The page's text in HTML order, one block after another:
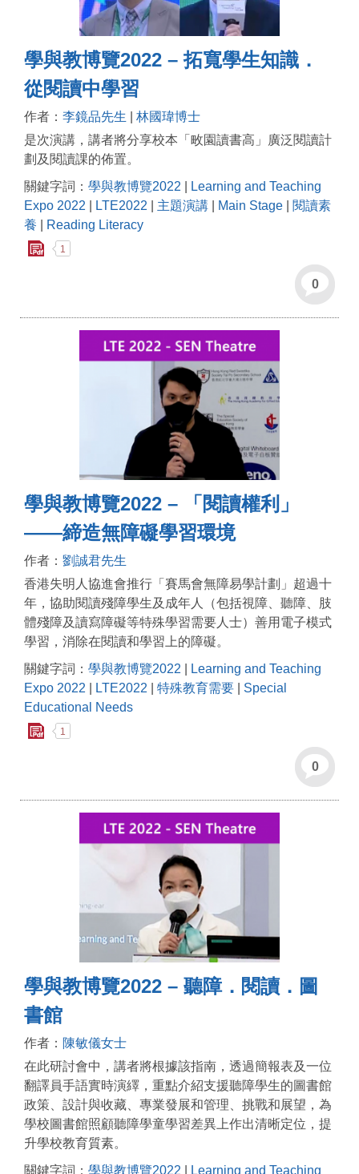
學與教博覽2022 – 拓寬學生知識．
從閱讀中學習
作者： 李鏡品先生
林國瑋博士
是次演講，講者將分享校本「畋園讀書高」廣泛閱讀計
劃及閱讀課的佈置。
關鍵字詞： 學與教博覽2022
Learning and Teaching
Expo 2022
LTE2022 主題演講 Main Stage
閱讀素
養
Reading Literacy
1
0
學與教博覽2022 – 「閱讀權利」
——締造無障礙學習環境
作者： 劉誠君先生
香港失明人協進會推行「賽馬會無障易學計劃」超過十
年，協助閱讀殘障學生及成年人（包括視障、聽障、肢
體殘障及讀寫障礙等特殊學習需要人士）善用電子模式
學習，消除在閱讀和學習上的障礙。
關鍵字詞： 學與教博覽2022
Learning and Teaching
Expo 2022
LTE2022 特殊教育需要
Special
Educational Needs
1
0
學與教博覽2022 – 聽障．閱讀．圖
書館
作者： 陳敏儀女士
在此研討會中，講者將根據該指南，透過簡報表及一位
翻譯員手語實時演繹，重點介紹支援聽障學生的圖書館
政策、設計與收藏、專業發展和管理、挑戰和展望，為
學校圖書館照顧聽障學童學習差異上作出清晰定位，提
升學校教育質素。
關鍵字詞： 學與教博覽2022 Learning and Teaching